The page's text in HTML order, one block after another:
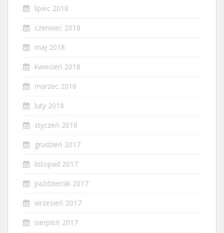
lipiec 2018
czerwiec 2018
maj 2018
kwiecień 2018
marzec 2018
luty 2018
styczeń 2018
grudzień 2017
listopad 2017
październik 2017
wrzesień 2017
sierpień 2017